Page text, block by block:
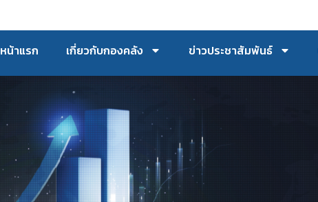
หน้าแรก เกี่ยวกับกองคลัง ข่าวประชาสัมพันธ์